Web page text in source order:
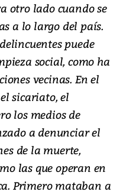
otro lado cuando se
a lo largo del país.
puede
social, como ha
vecinas. En el
sicariato, el
los medios de
a denunciar el
de la muerte,
las que operan en
Primero mataban a